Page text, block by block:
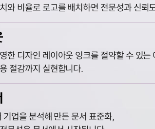
와 비율로 로고를 배치하면 전문성과 신뢰
한 디자인 레이아웃 잉크를 절약할 수 있는
절감까지 실현합니다.
기업을 분석해 만든 문서 표준화,